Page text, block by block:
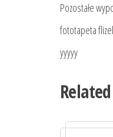
Pozostałe
fototapeta
yyyyy